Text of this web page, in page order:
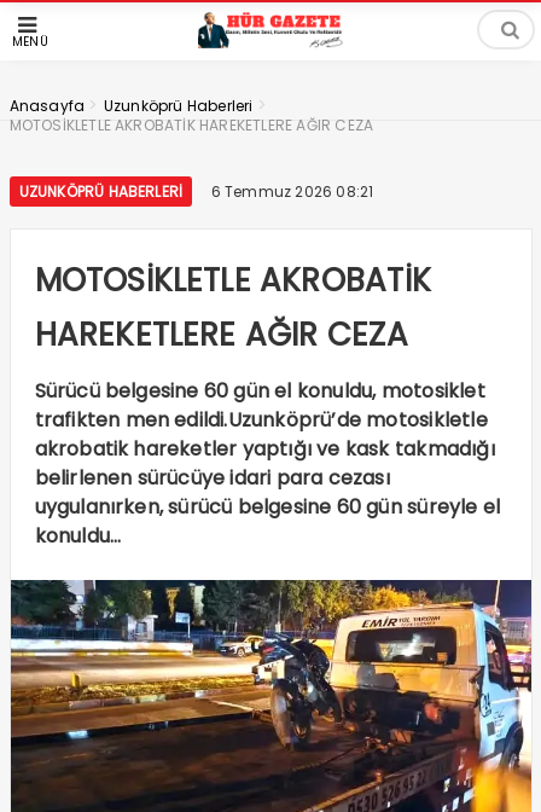
MENÜ
Anasayfa > Uzunköprü Haberleri >
MOTOSİKLETLE AKROBATİK HAREKETLERE AĞIR CEZA
UZUNKÖPRÜ HABERLERI 6 Temmuz 2026 08:21
MOTOSİKLETLE AKROBATİK
HAREKETLERE AĞIR CEZA
Sürücü belgesine 60 gün el konuldu, motosiklet
trafikten men edildi.Uzunköprü’de motosikletle
akrobatik hareketler yaptığı ve kask takmadığı
belirlenen sürücüye idari para cezası
uygulanırken, sürücü belgesine 60 gün süreyle el
konuldu…